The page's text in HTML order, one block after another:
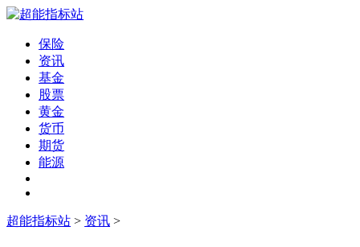
保险
资讯
基金
股票
黄金
货币
期货
能源
超能指标站 > 资讯 >